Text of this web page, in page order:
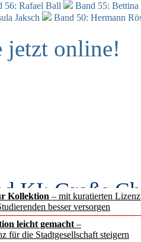
56: Rafael Ball
Band 55:
Jaksch Band 50: Hermann
jetzt online!
Kollektion – mit kuratierten
besser versorgen
leicht gemacht –
für die Stadtgesellschaft steigern
KI: Große